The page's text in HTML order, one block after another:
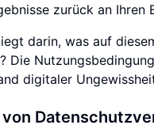
zurück an Ihren
darin, was auf
Die
digitaler
von